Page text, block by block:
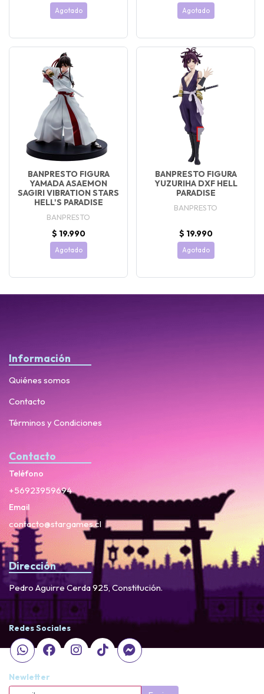
Agotado Agotado
BANPRESTO FIGURA
YAMADA ASAEMON
SAGIRI VIBRATION STARS
HELL'S PARADISE
BANPRESTO
$ 19.990
Agotado
BANPRESTO FIGURA
YUZURIHA DXF HELL
PARADISE
BANPRESTO
$ 19.990
Agotado
Información
Quiénes somos
Contacto
Términos y Condiciones
Contacto
Teléfono
+56923959694
Email
contacto@stargames.cl
Dirección
Pedro Aguirre Cerda 925, Constitución.
Redes Sociales
Newletter